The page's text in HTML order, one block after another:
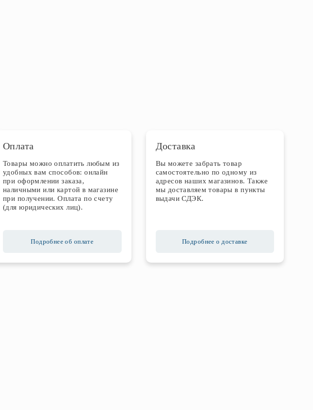
Оплата
Товары можно оплатить любым из
удобных вам способов: онлайн
при оформлении заказа,
наличными или картой в магазине
при получении. Оплата по счету
(для юридических лиц).
Подробнее об оплате
Доставка
Вы можете забрать товар
самостоятельно по одному из
адресов наших магазинов. Также
мы доставляем товары в пункты
выдачи СДЭК.
Подробнее о доставке